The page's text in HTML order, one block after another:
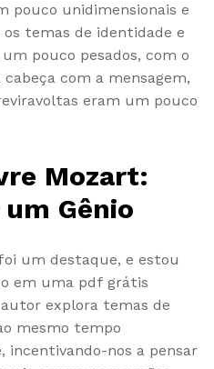
pouco unidimensionais e
temas de identidade e
pouco pesados, com o
com a mensagem,
eram um pouco
Mozart:
Gênio
um destaque, e estou
em uma pdf grátis
explora temas de
mesmo tempo
nos a pensar